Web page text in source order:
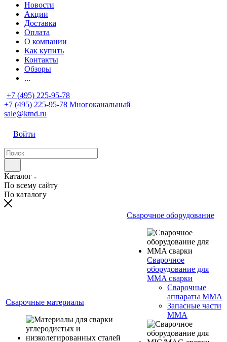
Новости
Акции
Доставка
Оплата
О компании
Как купить
Контакты
Обзоры
...
+7 (495) 225-95-78
+7 (495) 225-95-78 Многоканальный
sale@ktnd.ru
Войти
Каталог
По всему сайту
По каталогу
Сварочные материалы
Сварочное оборудование
Сварочное
оборудование для
MMA сварки
Сварочные
аппараты MMA
Запасные части
MMA